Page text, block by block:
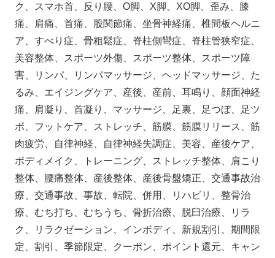
ク、スマホ首、反り腰、O脚、X脚、XO脚、歪み、膝
痛、肩痛、首痛、股関節痛、坐骨神経痛、椎間板ヘルニ
ア、すべり症、骨粗鬆症、脊柱側彎症、脊柱管狭窄症、
美容整体、スポーツ外傷、スポーツ整体、スポーツ障
害、リンパ、リンパマッサージ、ヘッドマッサージ、た
るみ、エイジングケア、産後、産前、耳鳴り、顔面神経
痛、肩凝り、首凝り、マッサージ、足裏、足つぼ、足ツ
ボ、フットケア、ストレッチ、筋膜、筋膜リリース、筋
肉疲労、自律神経、自律神経失調症、美容、産後ケア、
ボディメイク、トレーニング、ストレッチ整体、肩こり
整体、腰痛整体、産後整体、産後骨盤矯正、交通事故治
療、交通事故、事故、転院、併用、リハビリ、整骨治
療、むち打ち、むちうち、骨折治療、脱臼治療、リラ
ク、リラクゼーション、インボディ、新規割引、期間限
定、割引、季節限定、クーポン、ポイント還元、キャン